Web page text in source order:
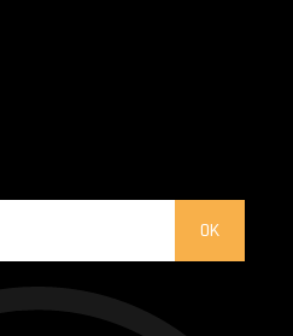
Instagram